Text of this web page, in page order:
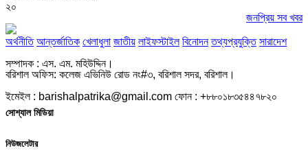
২০
জনপ্রিয় সব খবর
অর্থনীতি আন্তর্জাতিক খেলাধুলা জাতীয় লাইফস্টাইল বিনোদন তথ্যপ্রযুক্তি সারাদেশ
সম্পাদক : এস. এম. মহিউদ্দিন।
বরিশাল অফিস: কলেজ এভিনিউ রোড নং#৩, বরিশাল সদর, বরিশাল।
ইমেইল : barishalpatrika@gmail.com ফোন : +৮৮০১৮৩৫৪৪৭৮২০
সোশ্যাল মিডিয়া
নিউজলেটার